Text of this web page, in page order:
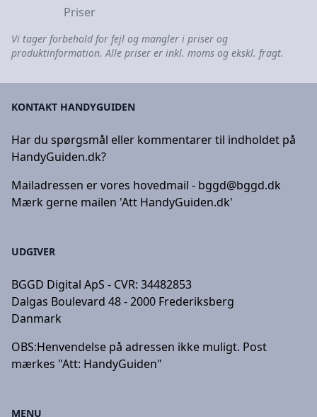
Priser
Vi tager forbehold for fejl og mangler i priser og
produktinformation. Alle priser er inkl. moms og ekskl. fragt.
KONTAKT HANDYGUIDEN
Har du spørgsmål eller kommentarer til indholdet på
HandyGuiden.dk?
Mailadressen er vores hovedmail - bggd@bggd.dk
Mærk gerne mailen 'Att HandyGuiden.dk'
UDGIVER
BGGD Digital ApS - CVR: 34482853
Dalgas Boulevard 48 - 2000 Frederiksberg
Danmark
OBS:Henvendelse på adressen ikke muligt. Post
mærkes "Att: HandyGuiden"
MENU